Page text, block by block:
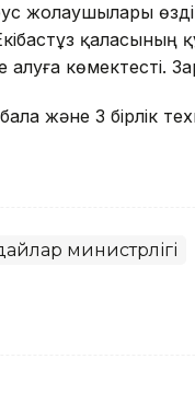
жолаушылары
алуға көмектесті.
және 3 бірлік
министрлігі